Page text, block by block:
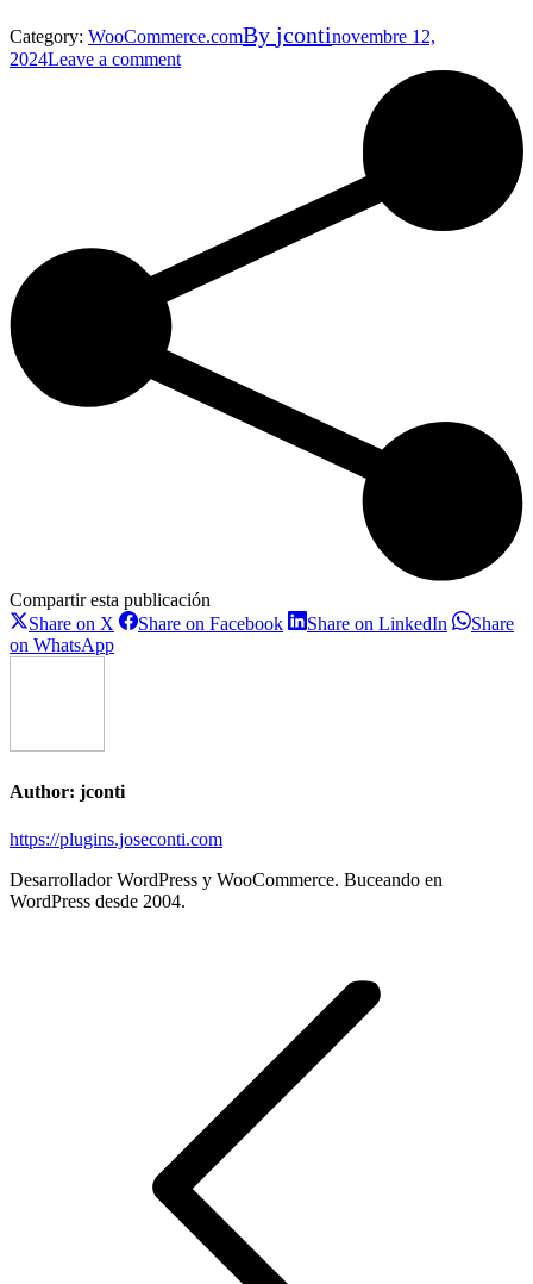
Category: WooCommerce.comBy jcontinovembre 12,
2024Leave a comment
Compartir esta publicación
Share on X Share
on
Share on FacebookShareShare on LinkedIn ShareShare
on WhatsAppShare
Author: jconti
https://plugins.joseconti.com
Desarrollador WordPress y WooCommerce. Buceando en
WordPress desde 2004.